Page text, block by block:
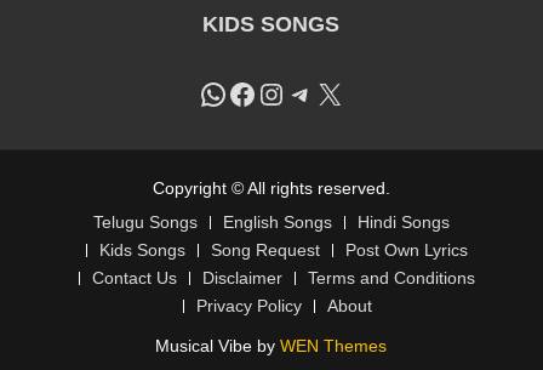
KIDS SONGS
WhatsApp
Facebook
Instagram
Telegram
X
Copyright © All rights reserved.
Telugu Songs
English Songs
Hindi Songs
Kids Songs
Song Request
Post Own Lyrics
Contact Us
Disclaimer
Terms and Conditions
Privacy Policy
About
Musical Vibe byWEN Themes